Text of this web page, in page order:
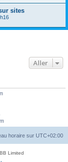
sites
Aller
horaire sur UTC+02:00
Limited